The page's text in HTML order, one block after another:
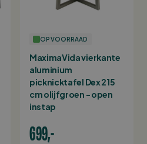
OP VOORRAAD
MaximaVida vierkante
aluminium
picknicktafel Dex 215
cm olijfgroen - open
instap
699,-